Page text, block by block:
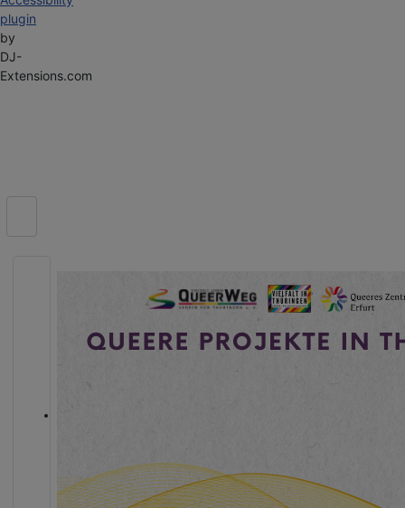
plugin
by
DJ-
Extensions.com